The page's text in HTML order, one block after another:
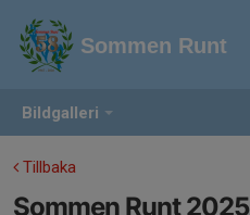
Bildgalleri
Sommen Runt
Tillbaka
Sommen Runt 2025